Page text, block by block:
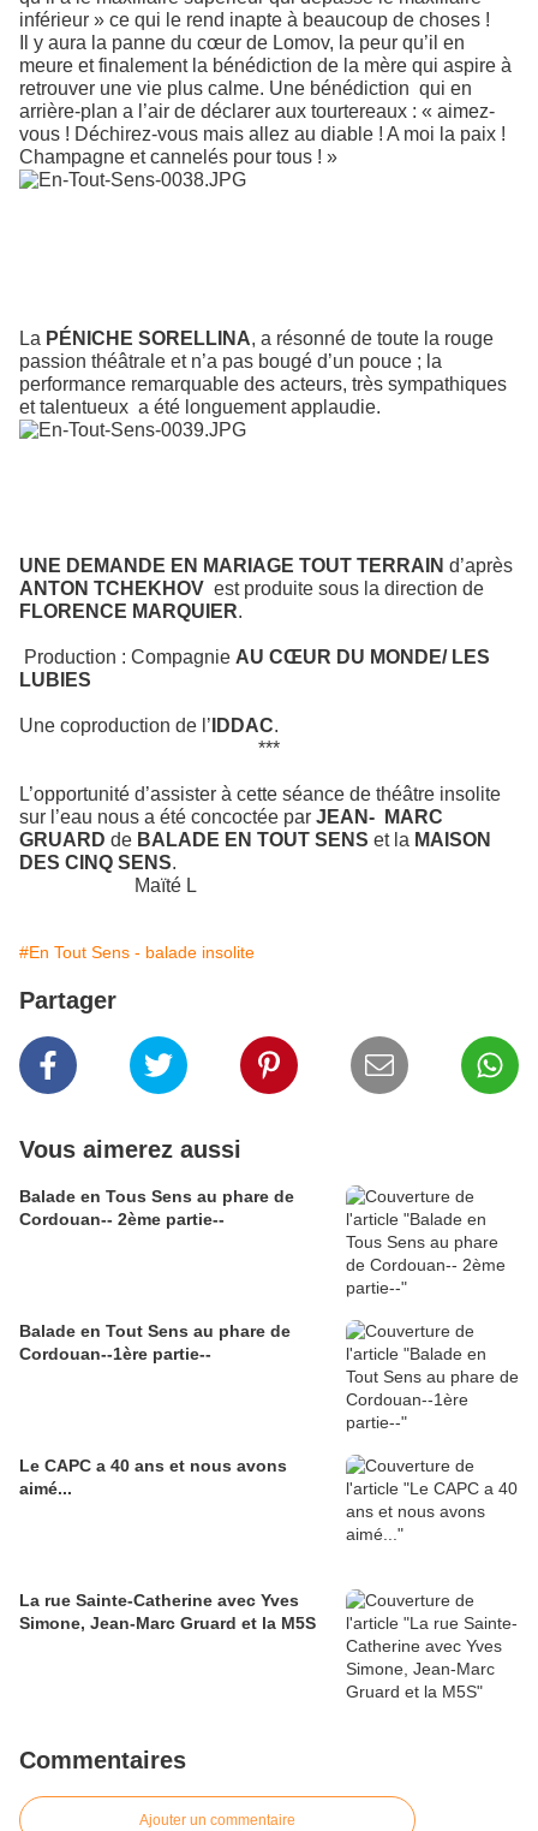
inférieur » ce qui le rend inapte à beaucoup de choses !
Il y aura la panne du cœur de Lomov, la peur qu’il en
meure et finalement la bénédiction de la mère qui aspire à
retrouver une vie plus calme. Une bénédiction qui en
arrière-plan a l’air de déclarer aux tourtereaux : « aimez-
vous ! Déchirez-vous mais allez au diable ! A moi la paix !
Champagne et cannelés pour tous ! »
La PÉNICHE SORELLINA, a résonné de toute la rouge
passion théâtrale et n’a pas bougé d’un pouce ; la
performance remarquable des acteurs, très sympathiques
et talentueux a été longuement applaudie.
UNE DEMANDE EN MARIAGE TOUT TERRAIN d’après
ANTON TCHEKHOV est produite sous la direction de
FLORENCE MARQUIER.
Production : Compagnie AU CŒUR DU MONDE/ LES
LUBIES
Une coproduction de l’ IDDAC.
***
L’opportunité d’assister à cette séance de théâtre insolite
sur l’eau nous a été concoctée par JEAN-
MARC
GRUARD de BALADE EN TOUT SENS et la MAISON
DES CINQ SENS.
Maïté L
#En Tout Sens - balade insolite
Partager
Vous aimerez aussi
Balade en Tous Sens au phare de
Cordouan-- 2ème partie--
Balade en Tout Sens au phare de
Cordouan--1ère partie--
Le CAPC a 40 ans et nous avons
aimé...
La rue Sainte-Catherine avec Yves
Simone, Jean-Marc Gruard et la M5S
Commentaires
Ajouter un commentaire